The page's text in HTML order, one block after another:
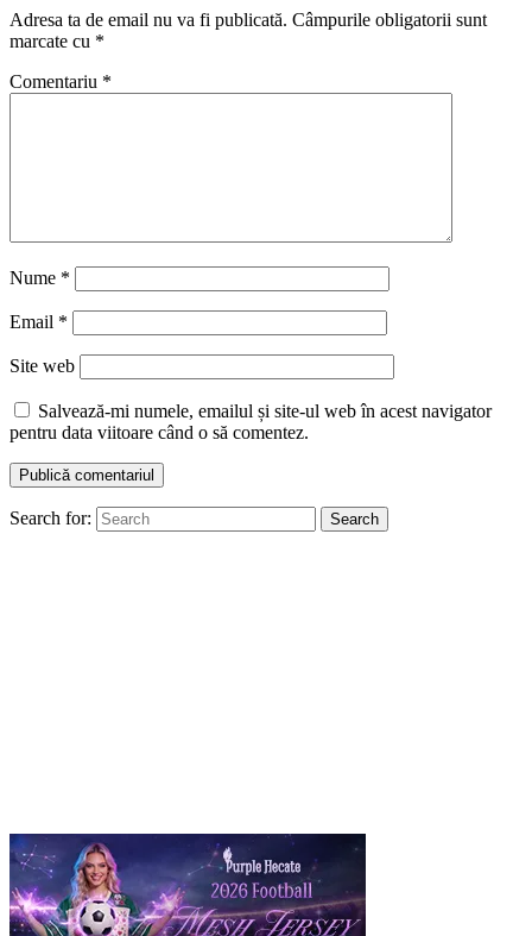
Adresa ta de email nu va fi publicată. Câmpurile obligatorii sunt
marcate cu *
Comentariu *
Nume *
Email *
Site web
Salvează-mi numele, emailul și site-ul web în acest navigator
pentru data viitoare când o să comentez.
Search for: Search